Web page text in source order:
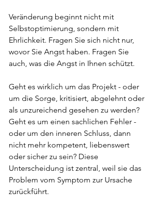
Veränderung beginnt nicht mit
Selbstoptimierung, sondern mit
Ehrlichkeit. Fragen Sie sich nicht nur,
wovor Sie Angst haben. Fragen Sie
auch, was die Angst in Ihnen schützt.
Geht es wirklich um das Projekt - oder
um die Sorge, kritisiert, abgelehnt oder
als unzureichend gesehen zu werden?
Geht es um einen sachlichen Fehler -
oder um den inneren Schluss, dann
nicht mehr kompetent, liebenswert
oder sicher zu sein? Diese
Unterscheidung ist zentral, weil sie das
Problem vom Symptom zur Ursache
zurückführt.